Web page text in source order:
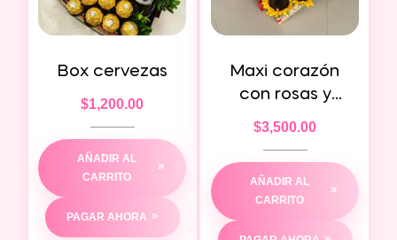
Box cervezas
$1,200.00
AÑADIR AL
CARRITO
PAGAR AHORA
Maxi corazón
con rosas y
girasoles
$3,500.00
AÑADIR AL
CARRITO